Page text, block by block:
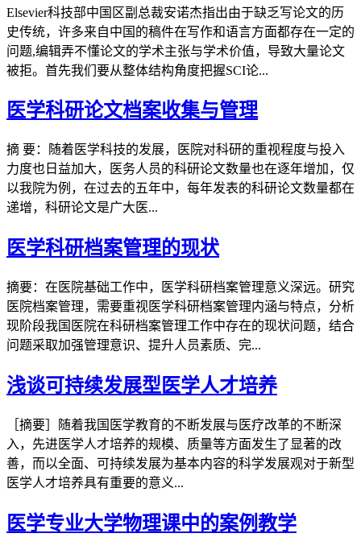
Elsevier科技部中国区副总裁安诺杰指出由于缺乏写论文的历
史传统，许多来自中国的稿件在写作和语言方面都存在一定的
问题,编辑弄不懂论文的学术主张与学术价值，导致大量论文
被拒。首先我们要从整体结构角度把握SCI论...
医学科研论文档案收集与管理
摘 要：随着医学科技的发展，医院对科研的重视程度与投入
力度也日益加大，医务人员的科研论文数量也在逐年增加，仅
以我院为例，在过去的五年中，每年发表的科研论文数量都在
递增，科研论文是广大医...
医学科研档案管理的现状
摘要：在医院基础工作中，医学科研档案管理意义深远。研究
医院档案管理，需要重视医学科研档案管理内涵与特点，分析
现阶段我国医院在科研档案管理工作中存在的现状问题，结合
问题采取加强管理意识、提升人员素质、完...
浅谈可持续发展型医学人才培养
［摘要］随着我国医学教育的不断发展与医疗改革的不断深
入，先进医学人才培养的规模、质量等方面发生了显著的改
善，而以全面、可持续发展为基本内容的科学发展观对于新型
医学人才培养具有重要的意义...
医学专业大学物理课中的案例教学